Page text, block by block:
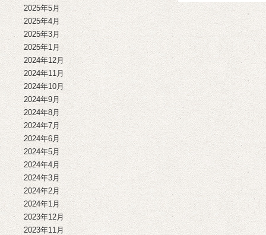
2025年5月
2025年4月
2025年3月
2025年1月
2024年12月
2024年11月
2024年10月
2024年9月
2024年8月
2024年7月
2024年6月
2024年5月
2024年4月
2024年3月
2024年2月
2024年1月
2023年12月
2023年11月